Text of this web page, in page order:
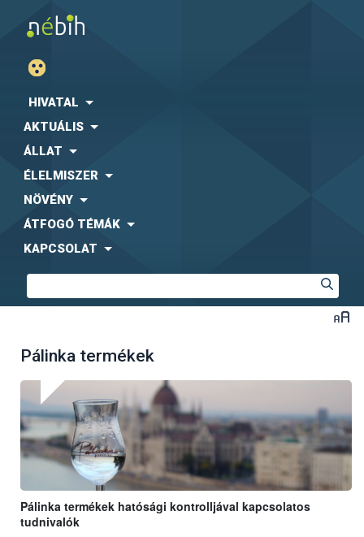
HIVATAL
AKTUÁLIS
ÁLLAT
ÉLELMISZER
NÖVÉNY
ÁTFOGÓ TÉMÁK
KAPCSOLAT
Pálinka termékek
Pálinka termékek hatósági kontrolljával kapcsolatos
tudnivalók